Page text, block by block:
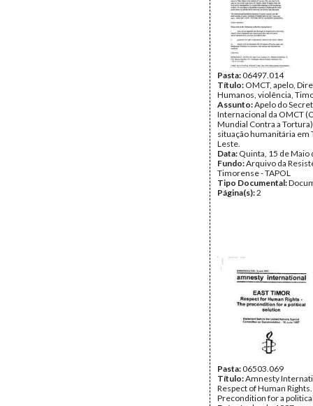
Pasta:06497.014
Título: OMCT, apelo,
Humanos, violência,
Assunto:Apelo do
Internacional da OMCT
Mundial Contra a
situação humanitária em
Leste.
Data: Quinta, 15 de Maio
Fundo:Arquivo da
Timorense - TAPOL
Tipo Documental:
Página(s):2
Pasta:06503.069
Título:Amnesty
Respect of Human
Precondition for a